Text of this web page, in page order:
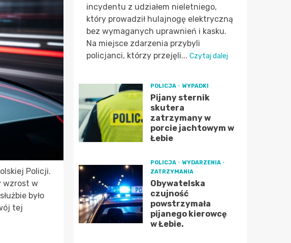
Policji.
wzrost w
było
tej
incydentu z udziałem nieletniego,
który prowadził hulajnogę elektryczną
bez wymaganych uprawnień i kasku.
Na miejsce zdarzenia przybyli
policjanci, którzy przejęli... Czytaj dalej
POLICJA WYPADKI
Pijany sternik
skutera
zatrzymany w
porcie jachtowym w
Łebie
POLICJA
WYDARZENIA
ZATRZYMANIA
Obywatelska
czujność
powstrzymała
pijanego kierowcę
w Łebie.